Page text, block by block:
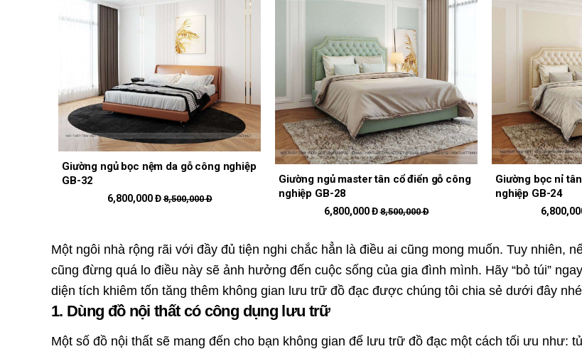
Giường ngủ bọc nệm da gỗ công nghiệp
GB-32
6,800,000 Đ 8,500,000 Đ
Giường ngủ master tân cổ điển gỗ công
nghiệp GB-28
6,800,000 Đ 8,500,000 Đ
Giường bọc nỉ
nghiệp GB-24
Một ngôi nhà rộng rãi với đầy đủ tiện nghi chắc hẳn là điều ai cũng mong muốn. Tuy nhiên,
cũng đừng quá lo điều này sẽ ảnh hưởng đến cuộc sống của gia đình mình. Hãy “bỏ túi”
diện tích khiêm tốn tăng thêm không gian lưu trữ đồ đạc được chúng tôi chia sẻ dưới đây
1. Dùng đồ nội thất có công dụng lưu trữ
Một số đồ nội thất sẽ mang đến cho bạn không gian để lưu trữ đồ đạc một cách tối ưu như: